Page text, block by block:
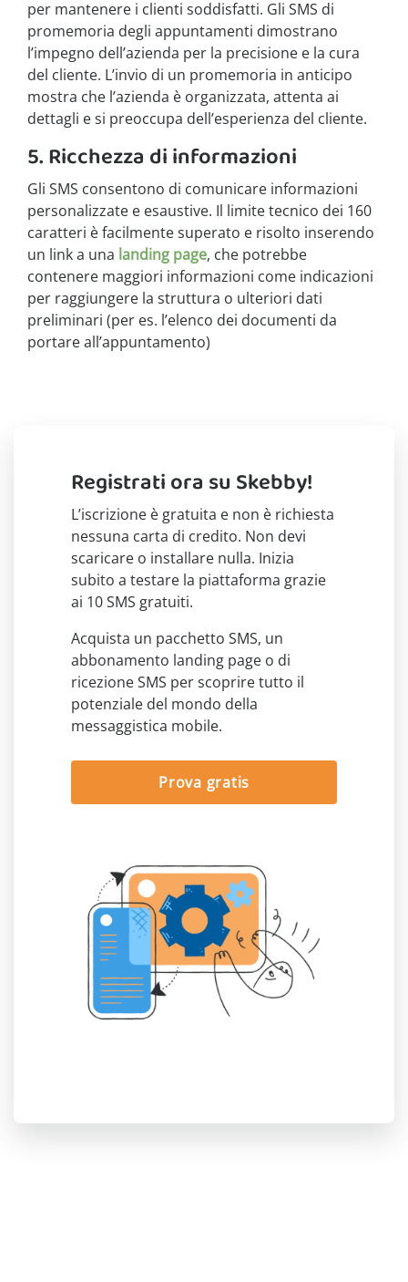
per mantenere i clienti soddisfatti. Gli SMS di
promemoria degli appuntamenti dimostrano
l’impegno dell’azienda per la precisione e la cura
del cliente. L’invio di un promemoria in anticipo
mostra che l’azienda è organizzata, attenta ai
dettagli e si preoccupa dell’esperienza del cliente.
5. Ricchezza di informazioni
Gli SMS consentono di comunicare informazioni
personalizzate e esaustive. Il limite tecnico dei 160
caratteri è facilmente superato e risolto inserendo
un link a una landing page, che potrebbe
contenere maggiori informazioni come indicazioni
per raggiungere la struttura o ulteriori dati
preliminari (per es. l’elenco dei documenti da
portare all’appuntamento)
Registrati ora su Skebby!
L’iscrizione è gratuita e non è richiesta
nessuna carta di credito. Non devi
scaricare o installare nulla. Inizia
subito a testare la piattaforma grazie
ai 10 SMS gratuiti.
Acquista un pacchetto SMS, un
abbonamento landing page o di
ricezione SMS per scoprire tutto il
potenziale del mondo della
messaggistica mobile.
Prova gratis